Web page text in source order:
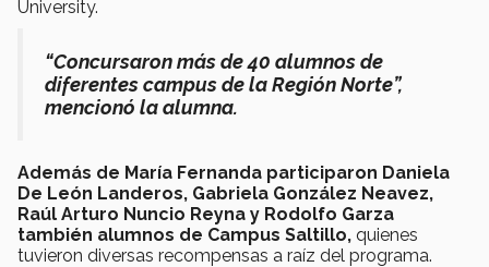
University.
“Concursaron más de 40 alumnos de
diferentes campus de la Región Norte”,
mencionó la alumna.
Además de María Fernanda participaron Daniela
De León Landeros, Gabriela González Neavez,
Raúl Arturo Nuncio Reyna y Rodolfo Garza
también alumnos de Campus Saltillo, quienes
tuvieron diversas recompensas a raíz del programa.